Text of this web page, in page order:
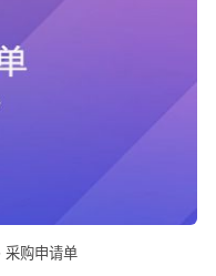
采购申请单